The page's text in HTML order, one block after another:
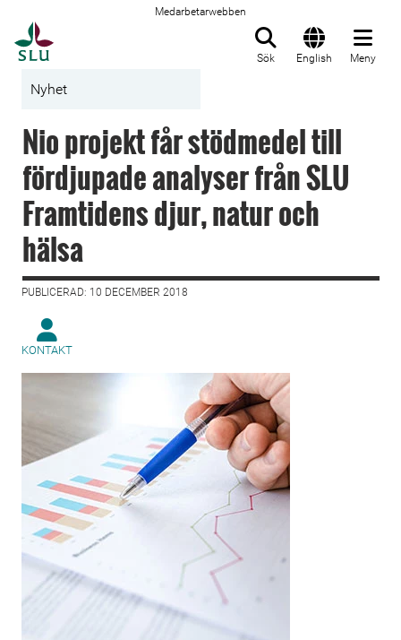
Medarbetarwebben
Sök English Meny
Nyhet
Nio projekt får stödmedel till
fördjupade analyser från SLU
Framtidens djur, natur och
hälsa
PUBLICERAD: 10 DECEMBER 2018
KONTAKT